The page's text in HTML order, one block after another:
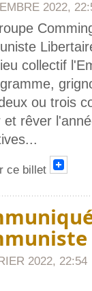
2022,
collectif
ou trois
et rêver
...
ce billet
2022, 22:54